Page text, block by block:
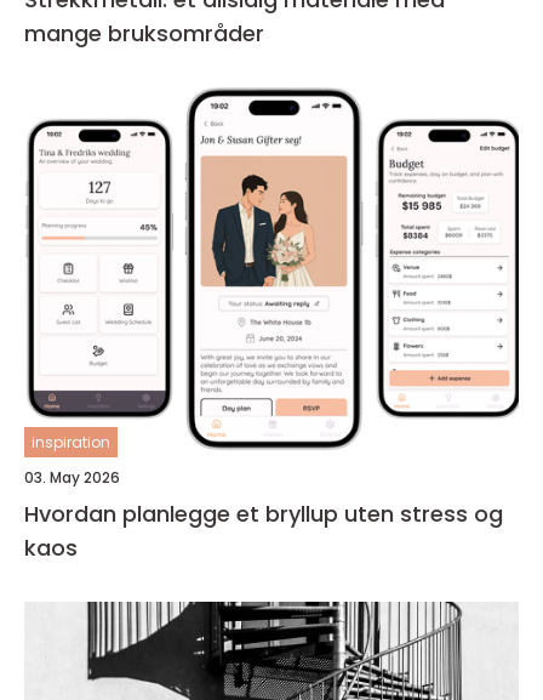
mange bruksområder
inspiration
03. May 2026
Hvordan planlegge et bryllup uten stress og
kaos